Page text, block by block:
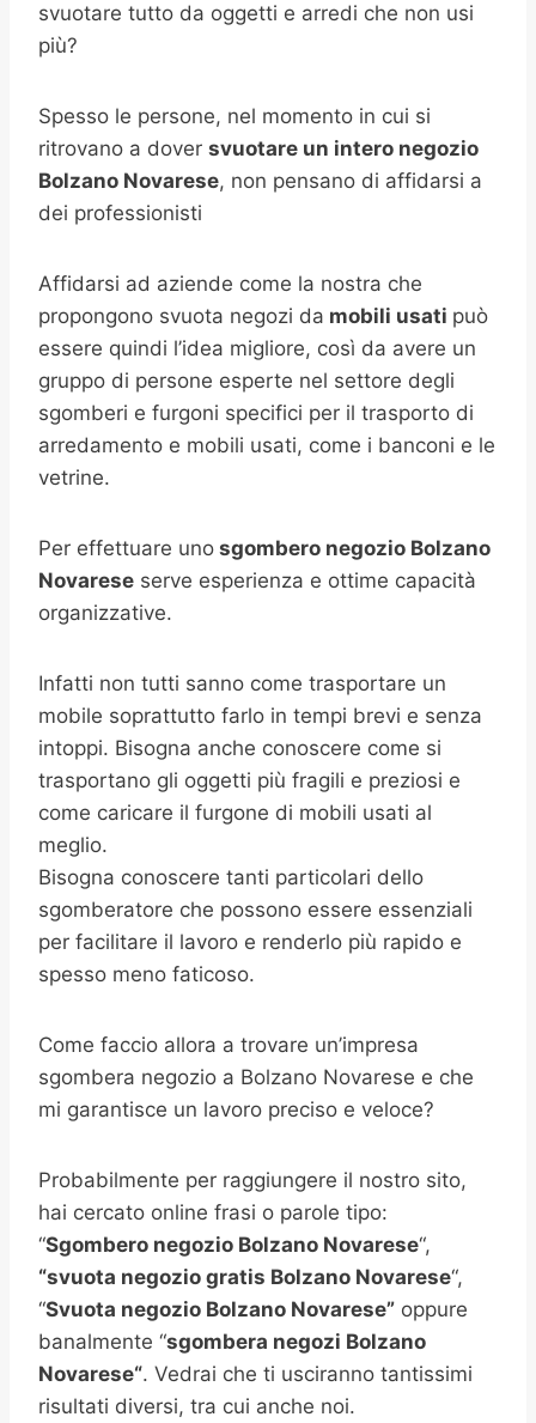
svuotare tutto da oggetti e arredi che non usi
più?
Spesso le persone, nel momento in cui si
ritrovano a dover svuotare un intero negozio
Bolzano Novarese, non pensano di affidarsi a
dei professionisti
Affidarsi ad aziende come la nostra che
propongono svuota negozi da mobili usati può
essere quindi l’idea migliore, così da avere un
gruppo di persone esperte nel settore degli
sgomberi e furgoni specifici per il trasporto di
arredamento e mobili usati, come i banconi e le
vetrine.
Per effettuare uno sgombero negozio Bolzano
Novarese serve esperienza e ottime capacità
organizzative.
Infatti non tutti sanno come trasportare un
mobile soprattutto farlo in tempi brevi e senza
intoppi. Bisogna anche conoscere come si
trasportano gli oggetti più fragili e preziosi e
come caricare il furgone di mobili usati al
meglio.
Bisogna conoscere tanti particolari dello
sgomberatore che possono essere essenziali
per facilitare il lavoro e renderlo più rapido e
spesso meno faticoso.
Come faccio allora a trovare un’impresa
sgombera negozio a Bolzano Novarese e che
mi garantisce un lavoro preciso e veloce?
Probabilmente per raggiungere il nostro sito,
hai cercato online frasi o parole tipo:
“Sgombero negozio Bolzano Novarese“,
“svuota negozio gratis Bolzano Novarese“,
“Svuota negozio Bolzano Novarese” oppure
banalmente “sgombera negozi Bolzano
Novarese“. Vedrai che ti usciranno tantissimi
risultati diversi, tra cui anche noi.